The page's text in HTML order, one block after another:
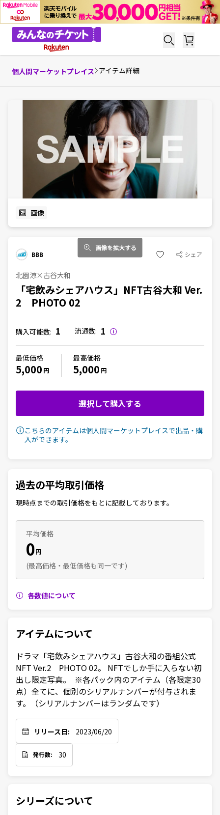
個人間マーケットプレイス アイテム詳細
画像を拡大する
画像
BBB シェア
北園涼×古谷大和
「宅飲みシェアハウス」NFT古谷大和 Ver.
2 PHOTO 02
購入可能数: 1 流通数: 1
最低価格
5,000 円
最高価格
5,000 円
選択して購入する
こちらのアイテムは個人間マーケットプレイスで出品・購
入ができます。
過去の平均取引価格
現時点までの取引価格をもとに記載しております。
平均価格
0円
(最高価格・最低価格も同一です)
各数値について
アイテムについて
ドラマ「宅飲みシェアハウス」古谷大和の番組公式
NFT Ver.2　PHOTO 02。 NFTでしか手に入らない初
出し限定写真。  ※各パック内のアイテム（各限定30
点）全てに、個別のシリアルナンバーが付与されま
す。（シリアルナンバーはランダムです）
リリース日: 2023/06/20
発行数: 30
シリーズについて